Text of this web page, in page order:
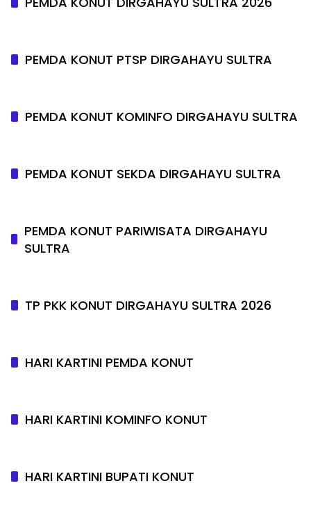
PEMDA KONUT PTSP DIRGAHAYU SULTRA
PEMDA KONUT KOMINFO DIRGAHAYU SULTRA
PEMDA KONUT SEKDA DIRGAHAYU SULTRA
PEMDA KONUT PARIWISATA DIRGAHAYU
SULTRA
TP PKK KONUT DIRGAHAYU SULTRA 2026
HARI KARTINI PEMDA KONUT
HARI KARTINI KOMINFO KONUT
HARI KARTINI BUPATI KONUT